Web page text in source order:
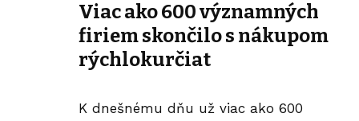
Viac ako 600 významných
firiem skončilo s nákupom
rýchlokurčiat
K dnešnému dňu už viac ako 600